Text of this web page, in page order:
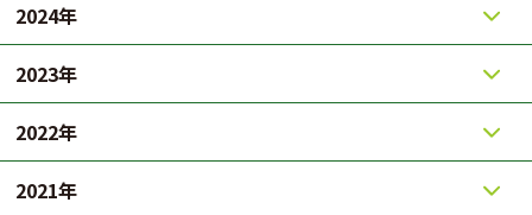
2024年
2023年
2022年
2021年